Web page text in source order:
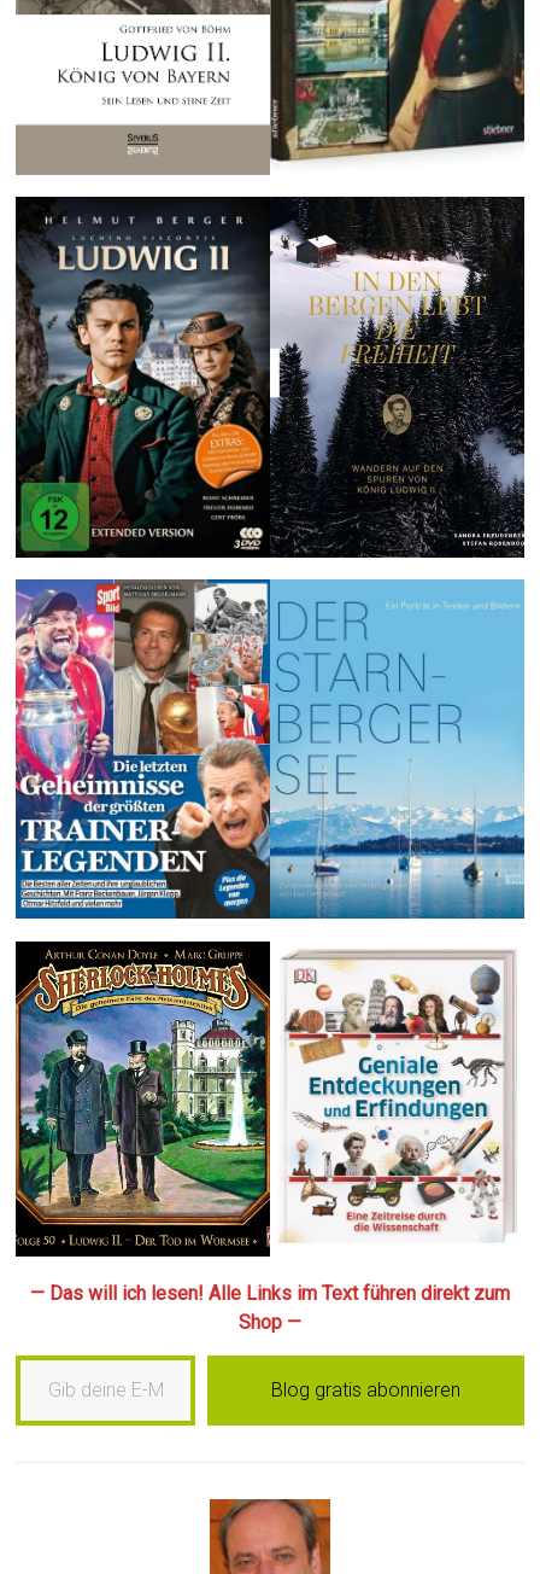
— Das will ich lesen! Alle Links im Text führen direkt zum
Shop —
Gib deine E-Mail-Adresse ein …
Blog gratis abonnieren